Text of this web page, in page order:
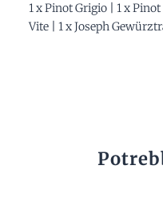
1 x Pinot Grigio | 1 x
Vite | 1 x Joseph